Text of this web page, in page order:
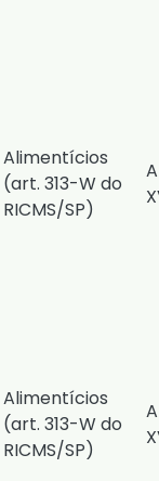
Alimentícios
(art. 313-W do
RICMS/SP)
Alimentícios
(art. 313-W do
RICMS/SP)